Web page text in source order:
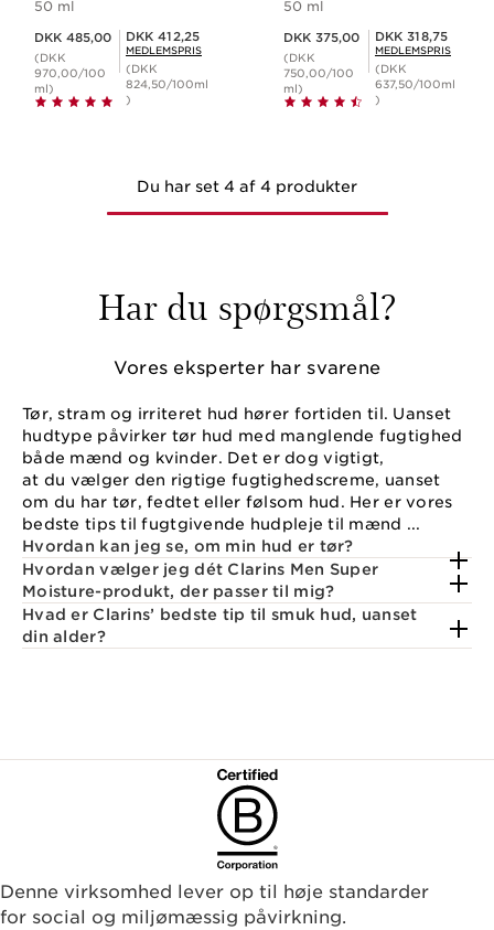
50 ml
DKK 485,00
(DKK
970,00/100
ml)
Medlemspris DKK 412,25
DKK 412,25
MEDLEMSPRIS
(DKK
824,50/100ml
)
50 ml
DKK 375,00
(DKK
750,00/100
ml)
Medlemspris DKK 318,75
DKK 318,75
MEDLEMSPRIS
(DKK
637,50/100ml
)
Du har set 4 af 4 produkter
Har du spørgsmål?
Vores eksperter har svarene
Tør, stram og irriteret hud hører fortiden til. Uanset
hudtype påvirker tør hud med manglende fugtighed
både mænd og kvinder. Det er dog vigtigt,
at du vælger den rigtige fugtighedscreme, uanset
om du har tør, fedtet eller følsom hud. Her er vores
bedste tips til fugtgivende hudpleje til mænd ...
Hvordan kan jeg se, om min hud er tør?
Hvordan vælger jeg dét Clarins Men Super
Moisture-produkt, der passer til mig?
Hvad er Clarins’ bedste tip til smuk hud, uanset
din alder?
Denne virksomhed lever op til høje standarder
for social og miljømæssig påvirkning.